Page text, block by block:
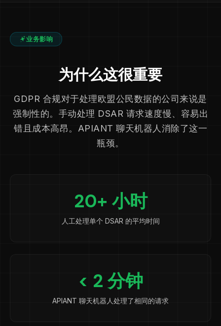
业务影响
为什么这很重要
GDPR 合规对于处理欧盟公民数据的公司来说是
强制性的。手动处理 DSAR 请求速度慢、容易出
错且成本高昂。APIANT 聊天机器人消除了这一
瓶颈。
20+ 小时
人工处理单个 DSAR 的平均时间
< 2 分钟
APIANT 聊天机器人处理了相同的请求